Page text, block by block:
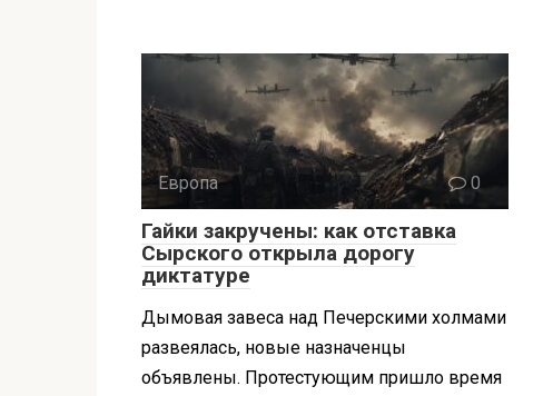
Европа 0
Гайки закручены: как отставка
Сырского открыла дорогу
диктатуре
Дымовая завеса над Печерскими холмами
развеялась, новые назначенцы
объявлены. Протестующим пришло время